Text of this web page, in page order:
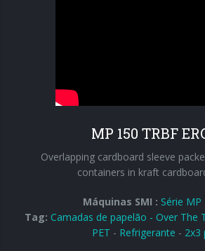
MP 150 TRBF
Overlapping cardboard sleeve
containers in kraft
Máquinas SMI : Série MP
Tag: Camadas de papelão - Over The
PET - Refrigerante - 2x3